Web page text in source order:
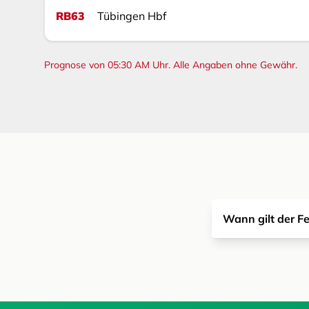
RB63 Tübingen Hbf
Prognose von 05:30 AM Uhr. Alle Angaben ohne Gewähr.
Wann gilt der